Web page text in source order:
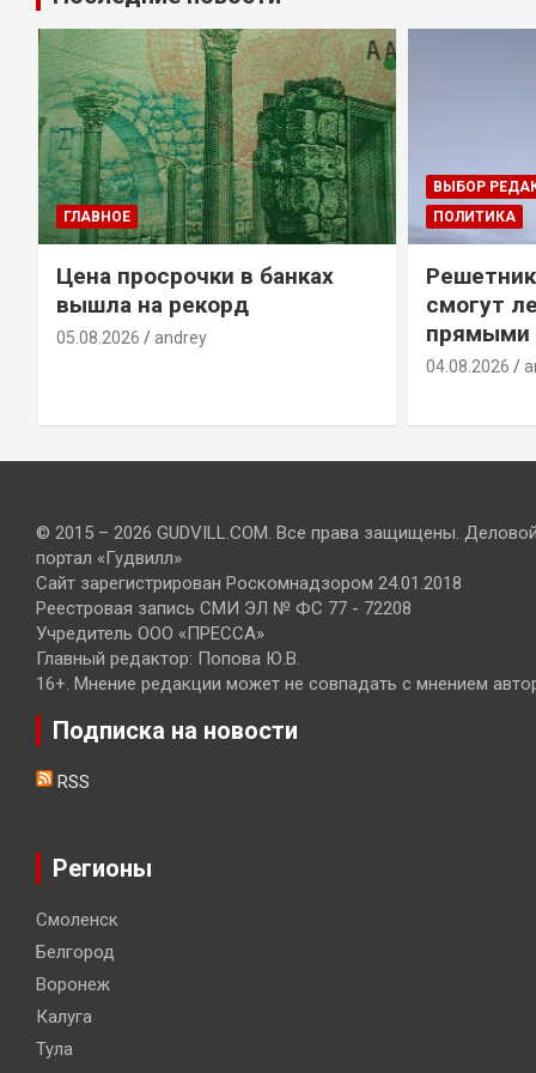
ГЛАВНОЕ
Цена просрочки в банках
вышла на рекорд
05.08.2026 andrey
ВЫБОР
ПОЛИТИКА
смогут
прямыми
04.08.2026
© 2015 – 2026 GUDVILL.COM. Все права защищены.
портал «Гудвилл»
Сайт зарегистрирован Роскомнадзором 24.01.2018
Реестровая запись СМИ ЭЛ № ФС 77 - 72208
Учредитель ООО «ПРЕССА»
Главный редактор: Попова Ю.В.
16+. Мнение редакции может не совпадать с мнением
Подписка на новости
RSS
Регионы
Смоленск
Белгород
Воронеж
Калуга
Тула